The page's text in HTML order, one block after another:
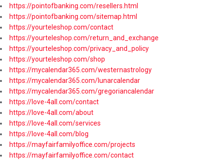
https://pointofbanking.com/resellers.html
https://pointofbanking.com/sitemap.html
https://yourteleshop.com/contact
https://yourteleshop.com/return_and_exchange
https://yourteleshop.com/privacy_and_policy
https://yourteleshop.com/shop
https://mycalendar365.com/westernastrology
https://mycalendar365.com/lunarcalendar
https://mycalendar365.com/gregoriancalendar
https://love-4all.com/contact
https://love-4all.com/about
https://love-4all.com/services
https://love-4all.com/blog
https://mayfairfamilyoffice.com/projects
https://mayfairfamilyoffice.com/contact